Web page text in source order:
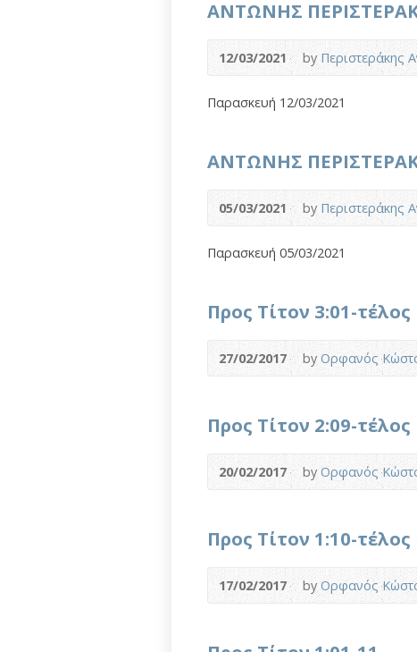
ΑΝΤΩΝΗΣ
12/03/2021 byΠεριστεράκης
Παρασκευή 12/03/2021
ΑΝΤΩΝΗΣ
05/03/2021 byΠεριστεράκης
Παρασκευή 05/03/2021
Προς Τίτον 3:01-τέλος
27/02/2017 byΟρφανός
Προς Τίτον 2:09-τέλος
20/02/2017 byΟρφανός
Προς Τίτον 1:10-τέλος
17/02/2017 byΟρφανός